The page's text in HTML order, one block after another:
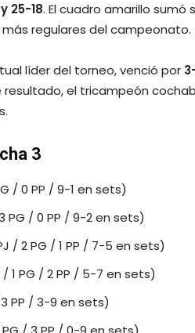
25-18. El cuadro amarillo
regulares del campeonato.
líder del torneo, venció por
resultado, el tricampeón
3
/ 0 PP / 9-1 en sets)
PG / 0 PP / 9-2 en sets)
/ 2 PG / 1 PP / 7-5 en sets)
1 PG / 2 PP / 5-7 en sets)
PP / 3-9 en sets)